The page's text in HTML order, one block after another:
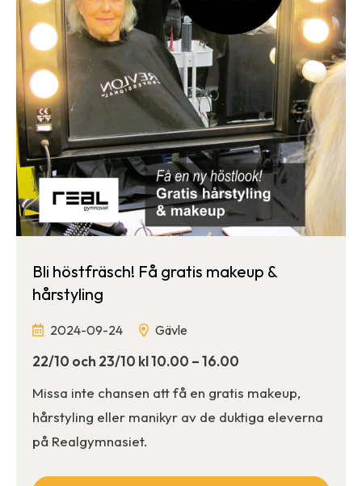
Bli höstfräsch! Få gratis makeup &
hårstyling
2024-09-24 Gävle
22/10 och 23/10 kl 10.00 – 16.00
Missa inte chansen att få en gratis makeup,
hårstyling eller manikyr av de duktiga eleverna
på Realgymnasiet.